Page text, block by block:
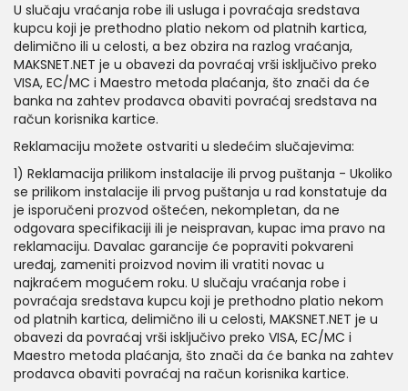
U slučaju vraćanja robe ili usluga i povraćaja sredstava
kupcu koji je prethodno platio nekom od platnih kartica,
delimično ili u celosti, a bez obzira na razlog vraćanja,
MAKSNET.NET je u obavezi da povraćaj vrši isključivo preko
VISA, EC/MC i Maestro metoda plaćanja, što znači da će
banka na zahtev prodavca obaviti povraćaj sredstava na
račun korisnika kartice.
Reklamaciju možete ostvariti u sledećim slučajevima:
1) Reklamacija prilikom instalacije ili prvog puštanja - Ukoliko
se prilikom instalacije ili prvog puštanja u rad konstatuje da
je isporučeni prozvod oštećen, nekompletan, da ne
odgovara specifikaciji ili je neispravan, kupac ima pravo na
reklamaciju. Davalac garancije će popraviti pokvareni
uređaj, zameniti proizvod novim ili vratiti novac u
najkraćem mogućem roku. U slučaju vraćanja robe i
povraćaja sredstava kupcu koji je prethodno platio nekom
od platnih kartica, delimično ili u celosti, MAKSNET.NET je u
obavezi da povraćaj vrši isključivo preko VISA, EC/MC i
Maestro metoda plaćanja, što znači da će banka na zahtev
prodavca obaviti povraćaj na račun korisnika kartice.